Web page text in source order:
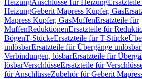
HeizungAnschlüsse für Heizung
HeizungGeberit Mapress Kupfer, Gas
Mapress Kupfer, GasMuffenErsatzteile für
MuffenReduktionenErsatzteile für
BögenT-StückeErsatzteile für T-Stücke
unlösbarErsatzteile für Übergänge unlösbar
Verbindungen, lösbarErsatzteile für
lösbarVerschlüsseErsatzteile für
für AnschlüsseZubehör für Geberit